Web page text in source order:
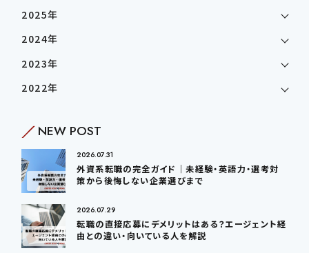
2025年
2024年
2023年
2022年
NEW POST
2026.07.31
外資系転職の完全ガイド｜未経験・英語力・選考対
策から後悔しない企業選びまで
2026.07.29
転職の直接応募にデメリットはある？エージェント経
由との違い・向いている人を解説